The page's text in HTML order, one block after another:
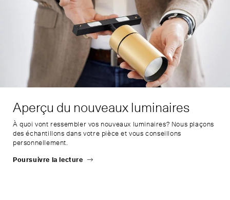
Aperçu du nouveaux luminaires
À quoi vont ressembler vos nouveaux luminaires? Nous plaçons
des échantillons dans votre pièce et vous conseillons
personnellement.
Poursuivre la lecture